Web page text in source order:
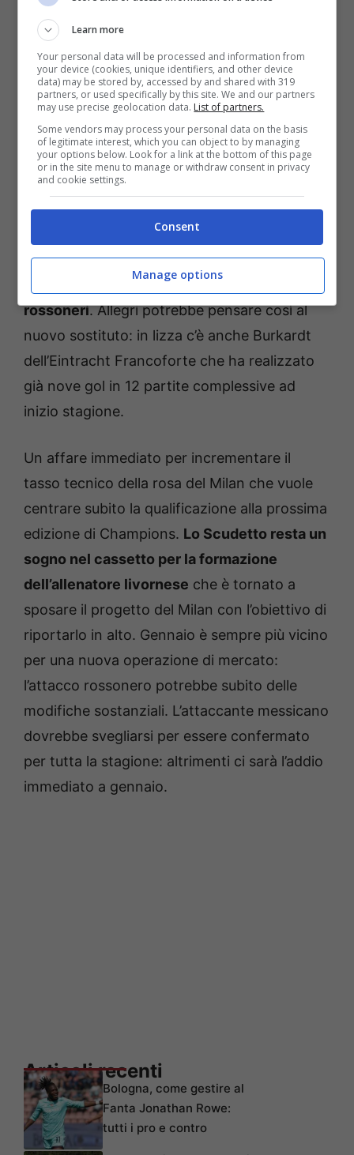
Strasburgo.
per 15 milioni di euro
realizzato già nove gol in dieci partite nel
campionato francese attirando le big
europee. Molto bravo nel gioco aereo, ha
segnato un gol in rovesciata che ha
spopolato già sui social.Tante big
potrebbero pensare a lui, ma c’è anche il
Milan sulle sue tracce.
Santiago Gimenez non è riuscito a
conquistare definitivamente i tifosi
rossoneri. Allegri potrebbe pensare così al
nuovo sostituto: in lizza c’è anche Burkardt
dell’Eintracht Francoforte che ha realizzato
già nove gol in 12 partite complessive ad
inizio stagione.
Un affare immediato per incrementare il
tasso tecnico della rosa del Milan che vuole
centrare subito la qualificazione alla prossima
edizione di Champions. Lo Scudetto resta un
sogno nel cassetto per la formazione
dell’allenatore livornese che è tornato a
sposare il progetto del Milan con l’obiettivo di
riportarlo in alto. Gennaio è sempre più vicino
per una nuova operazione di mercato:
l’attacco rossonero potrebbe subito delle
modifiche sostanziali. L’attaccante messicano
dovrebbe svegliarsi per essere confermato
per tutta la stagione: altrimenti ci sarà l’addio
immediato a gennaio.
Articoli recenti
Bologna, come gestire al
Fanta Jonathan Rowe:
tutti i pro e contro
Learn more
Your personal data will be processed and information from
your device (cookies, unique identifiers, and other device
data) may be stored by, accessed by and shared with 319
partners, or used specifically by this site. We and our partners
may use precise geolocation data. List of partners.
Some vendors may process your personal data on the basis
of legitimate interest, which you can object to by managing
your options below. Look for a link at the bottom of this page
or in the site menu to manage or withdraw consent in privacy
and cookie settings.
Consent
Manage options